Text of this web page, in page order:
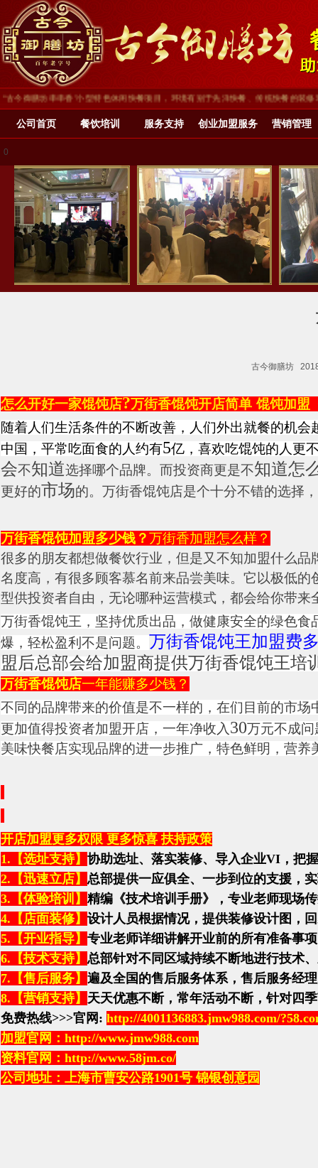
御膳坊串串香”小型特色休闲快餐项目，环境有别于先洋快餐、传统快餐的装修
公司首页 餐饮培训 服务支持 创业加盟服务 营销管理
0
古今御膳坊
怎么开好一家馄饨店?万街香馄饨开店简单 馄饨加盟
随着人们生活条件的不断改善，人们外出就餐的机
中国，平常吃面食的人约有5亿，喜欢吃馄饨的人更
会不知道选择哪个品牌。而投资商更是不知道怎
更好的市场的。万街香馄饨店是个十分不错的选择
万街香馄饨加盟多少钱？万街香加盟怎么样？
很多的朋友都想做餐饮行业，但是又不知加盟什么
名度高，有很多顾客慕名前来品尝美味。它以极低
型供投资者自由，无论哪种运营模式，都会给你带
万街香馄饨王，坚持优质出品，做健康安全的绿色
爆，轻松盈利不是问题。 万街香馄饨王加盟费
盟后总部会给加盟商提供万街香馄饨王培
万街香馄饨店一年能赚多少钱？
不同的品牌带来的价值是不一样的，在们目前的市
更加值得投资者加盟开店，一年净收入 30万元不成
美味快餐店实现品牌的进一步推广，特色鲜明，营
开店加盟更多权限 更多惊喜 扶持政策
1. 【选址支持】 协助选址、落实装修、导入企业VI ，把
2. 【迅速立店】 总部提供一应俱全、一步到位的支援，
3. 【体验培训】 精编《技术培训手册》，专业老师现场
4. 【店面装修】 设计人员根据情况，提供装修设计图，
5. 【开业指导】 专业老师详细讲解开业前的所有准备事
6. 【技术支持】 总部针对不同区域持续不断地进行技术
7. 【售后服务】 遍及全国的售后服务体系，售后服务经
8. 【营销支持】 天天优惠不断，常年活动不断，针对四
免费热线>>>官网 : http://4001136883.jmw988.com/
加盟官网： http://www.jmw988.com
资料官网： http://www.58jm.co/
公司地址：上海市曹安公路1901号 锦银创意园